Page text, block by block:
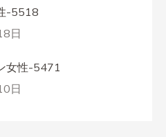
-5518
日
女性-5471
日